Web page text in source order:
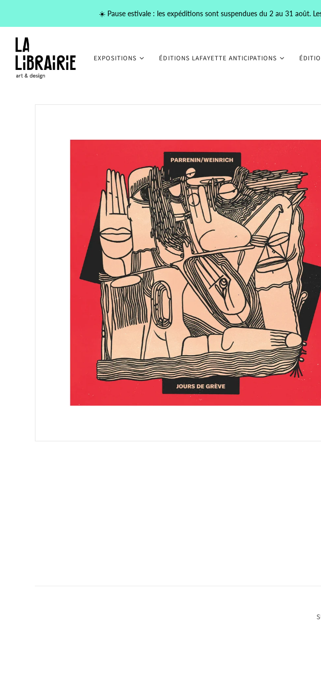
☀️ Pause estivale : les expéditions sont suspendues du 2 au 31 août.
EXPOSITIONS ÉDITIONS LAFAYETTE ANTICIPATIONS